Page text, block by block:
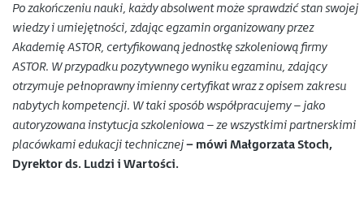
Po zakończeniu nauki, każdy absolwent może sprawdzić stan swojej
wiedzy i umiejętności, zdając egzamin organizowany przez
Akademię ASTOR, certyfikowaną jednostkę szkoleniową firmy
ASTOR. W przypadku pozytywnego wyniku egzaminu, zdający
otrzymuje pełnoprawny imienny certyfikat wraz z opisem zakresu
nabytych kompetencji. W taki sposób współpracujemy – jako
autoryzowana instytucja szkoleniowa – ze wszystkimi partnerskimi
placówkami edukacji technicznej– mówi Małgorzata Stoch,
Dyrektor ds. Ludzi i Wartości.